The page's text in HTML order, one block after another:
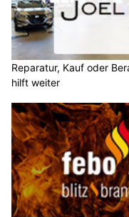
Reparatur, Kauf oder
hilft weiter